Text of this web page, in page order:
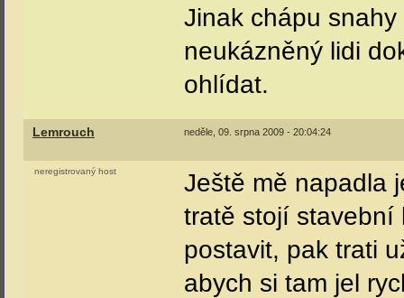
Jinak chápu
neukázněný lidi
ohlídat.
Lemrouch neděle, 09. srpna 2009 - 20:04:24
neregistrovaný host
Ještě mě napadla
tratě stojí stavební
postavit, pak trati
abych si tam jel